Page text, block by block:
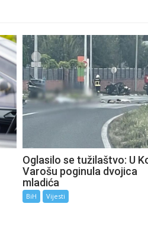
Oglasilo se tužilaštvo: U
Varošu poginula dvojica
mladića
BiH Vijesti